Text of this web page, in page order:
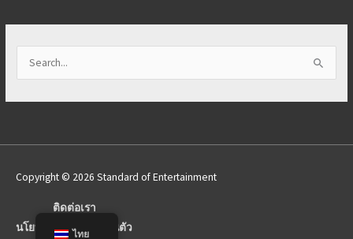
e
a
c
f
r
Copyright © 2026 Standard of Entertainment
ติดต่อเรา
นโยบายความเป็นส่วนตัว
ไทย